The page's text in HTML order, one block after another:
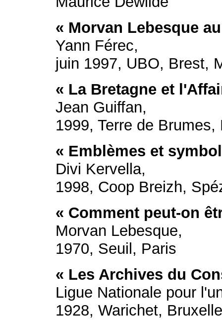
« Morvan Lebesque
Yann Férec,
juin 1997, UBO, Brest,
« La Bretagne et
Jean Guiffan,
1999, Terre de Brumes,
« Emblèmes et
Divi Kervella,
1998, Coop Breizh,
« Comment peut-on
Morvan Lebesque,
1970, Seuil, Paris
« Les Archives du
Ligue Nationale pour
1928, Warichet,